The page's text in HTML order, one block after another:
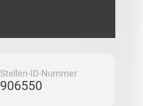
Stellen-ID-Nummer
906550